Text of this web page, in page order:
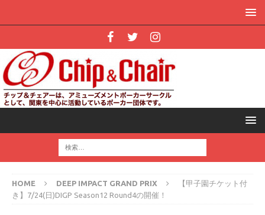
HOME DEEP IMPACT GRAND PRIX
【甲子園チケット付
き】7/24(日)DIGP Season12 Round4の開催！